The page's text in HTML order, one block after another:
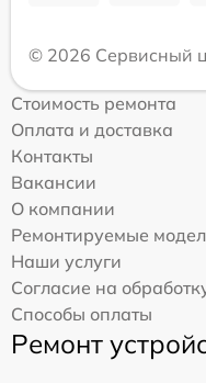
© 2026 Сервисный
Стоимость ремонта
Оплата и доставка
Контакты
Вакансии
О компании
Ремонтируемые
Наши услуги
Согласие на
Способы оплаты
Ремонт